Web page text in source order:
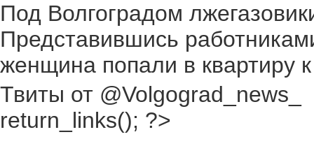
Под Волгоградом
Представившись
женщина попали в квартиру
Твиты от @Volgograd_news_
return_links(); ?>